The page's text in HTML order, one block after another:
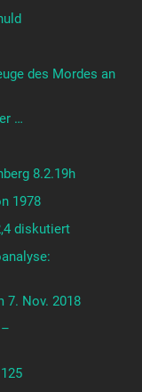
des Mordes an
…
8.2.19h
1978
diskutiert
7. Nov. 2018